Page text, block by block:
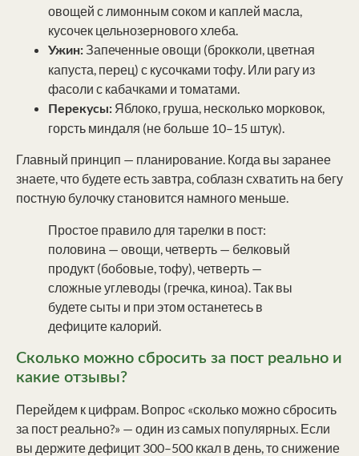
овощей с лимонным соком и каплей масла,
кусочек цельнозернового хлеба.
Ужин:Запеченные овощи (брокколи, цветная
капуста, перец) с кусочками тофу. Или рагу из
фасоли с кабачками и томатами.
Перекусы: Яблоко, груша, несколько морковок,
горсть миндаля (не больше 10–15 штук).
Главный принцип — планирование. Когда вы заранее
знаете, что будете есть завтра, соблазн схватить на бегу
постную булочку становится намного меньше.
Простое правило для тарелки в пост:
половина — овощи, четверть — белковый
продукт (бобовые, тофу), четверть —
сложные углеводы (гречка, киноа). Так вы
будете сыты и при этом останетесь в
дефиците калорий.
Сколько можно сбросить за пост реально и
какие отзывы?
Перейдем к цифрам. Вопрос «сколько можно сбросить
за пост реально?» — один из самых популярных. Если
вы держите дефицит 300–500 ккал в день, то снижение